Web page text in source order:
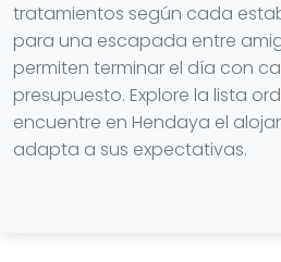
tratamientos según cada
para una escapada entre
permiten terminar el día con
presupuesto. Explore la lista
encuentre en Hendaya el
adapta a sus expectativas.